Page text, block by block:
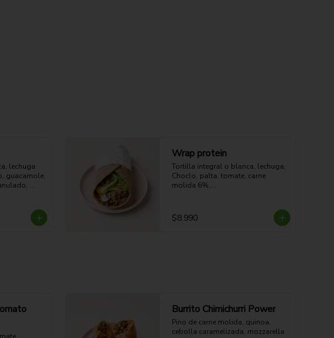
lechuga
guacamole,
Wrap protein
Tortilla integral o blanca, lechuga,
Choclo, palta, tomate, carne
molida 6%,
$8.990
Burrito Chimichurri Power
Pino de carne molida, quinoa,
cebolla caramelizada, mozzarella